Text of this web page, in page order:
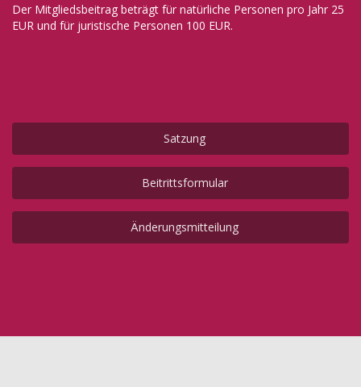
Der Mitgliedsbeitrag beträgt für natürliche Personen pro Jahr 25
EUR und für juristische Personen 100 EUR.
Satzung
Beitrittsformular
Änderungsmitteilung